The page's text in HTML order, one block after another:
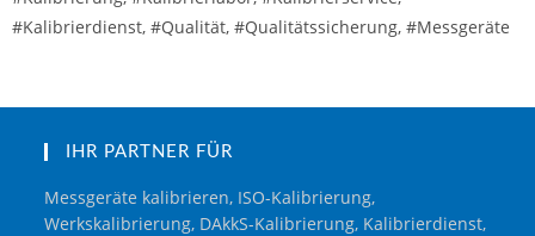
#Kalibrierdienst, #Qualität, #Qualitätssicherung, #Messgeräte
IHR PARTNER FÜR
Messgeräte kalibrieren, ISO-Kalibrierung,
Werkskalibrierung, DAkkS-Kalibrierung, Kalibrierdienst,